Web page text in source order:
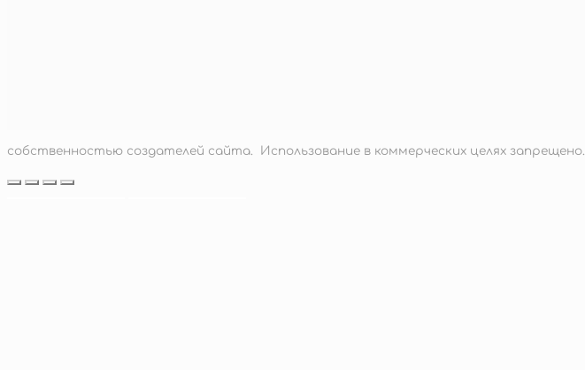
собственностью создателей сайта. Использование в коммерческих целях запрещено.